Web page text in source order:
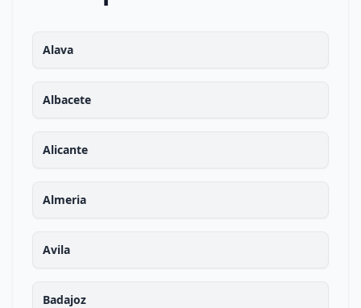
Alava
Albacete
Alicante
Almeria
Avila
Badajoz